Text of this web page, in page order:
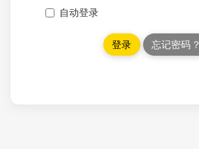
自动登录
忘记密码？